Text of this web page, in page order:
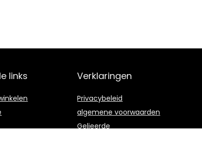
links Verklaringen
Privacybeleid
algemene voorwaarden
Gelieerde